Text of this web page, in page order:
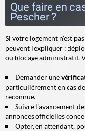
Que faire en
Pescher ?
Si votre logement n'est
peuvent l'expliquer :
ou blocage administratif.
Demander une
particulièrement en cas
reconnue.
Suivre l'avancement
annonces officielles
Opter, en attendant,